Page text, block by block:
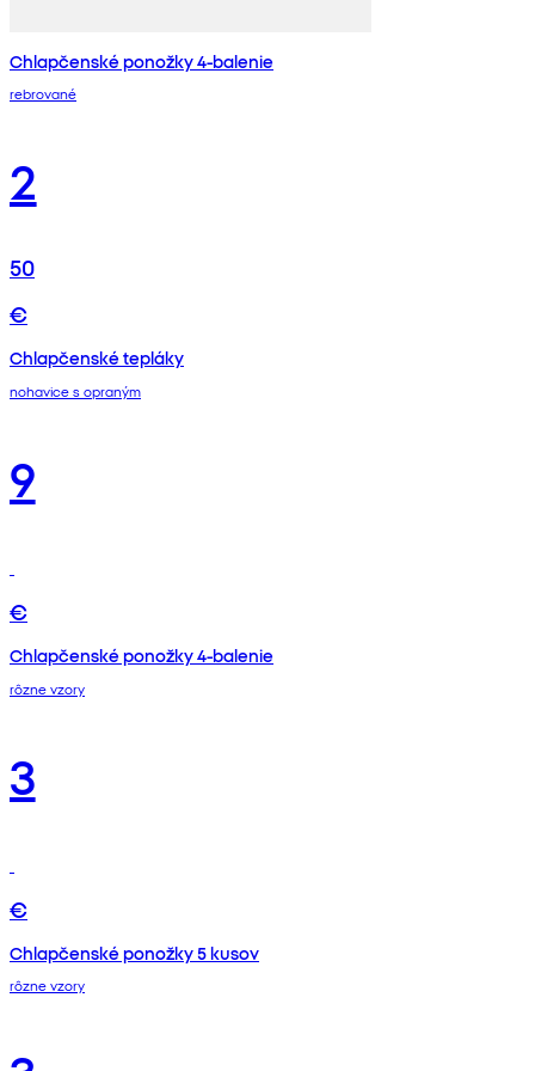
Chlapčenské ponožky 4-balenie
rebrované
2
50
€
Chlapčenské tepláky
nohavice s opraným
9
€
Chlapčenské ponožky 4-balenie
rôzne vzory
3
€
Chlapčenské ponožky 5 kusov
rôzne vzory